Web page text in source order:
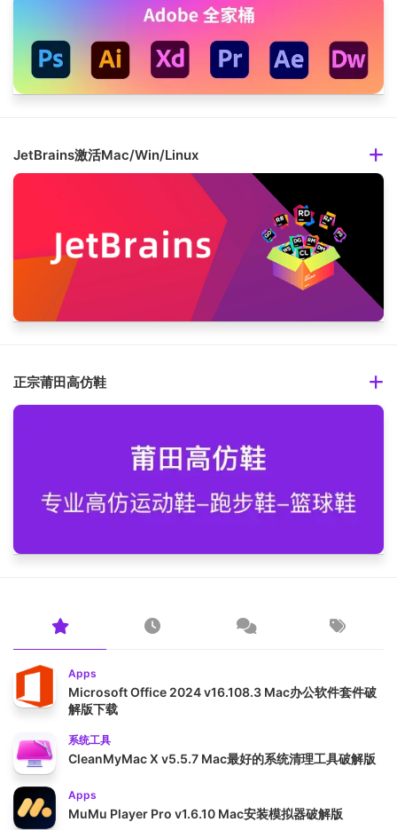
JetBrains激活Mac/Win/Linux
正宗莆田高仿鞋
Apps
Microsoft Office 2024 v16.108.3 Mac办公软件套件破
解版下载
系统工具
CleanMyMac X v5.5.7 Mac最好的系统清理工具破解版
Apps
MuMu Player Pro v1.6.10 Mac安装模拟器破解版